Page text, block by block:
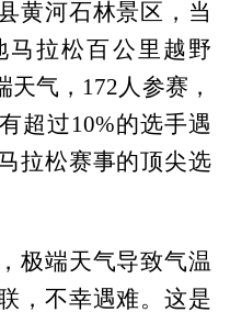
黄河石林景区，当
马拉松百公里越野
气，172人参赛，
超过10%的选手遇
拉松赛事的顶尖选
极端天气导致气温
，不幸遇难。这是